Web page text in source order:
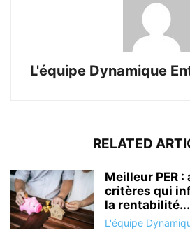
L'équipe Dynamique
RELATED
Meilleur PER
critères qui
la rentabilité...
L'équipe